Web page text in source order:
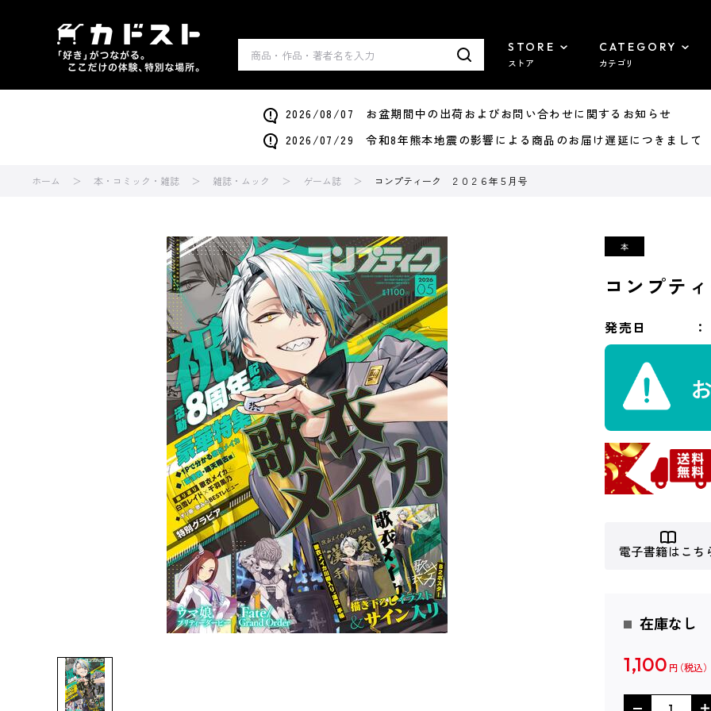
STORE
ストア
CATEGORY
カテゴリ
2026/08/07 お盆期間中の出荷およびお問い合わせに関するお知らせ
2026/07/29 令和8年熊本地震の影響による商品のお届け遅延につきまして
ホーム 本・コミック・雑誌 雑誌・ムック ゲーム誌 コンプティーク ２０２６年５月号
コンプテ
発売日
電子書籍はこち
在庫なし
1,100 円